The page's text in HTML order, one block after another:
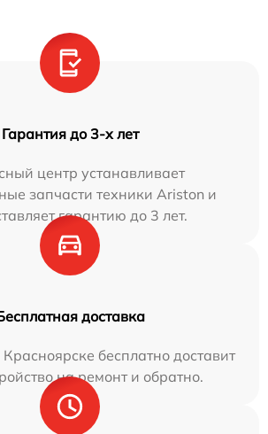
Гарантия до 3-х лет
центр устанавливает
запчасти техники Ariston и
гарантию до 3 лет.
доставка
бесплатно доставит
на ремонт и обратно.